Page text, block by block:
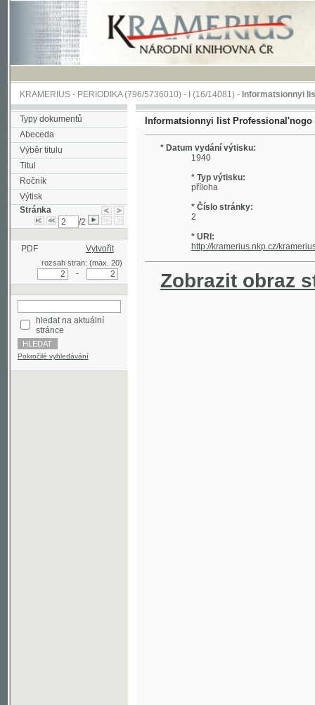
KRAMERIUS-PERIODIKA(796/5736010) -I(16/14081) -Informatsionnyi list
Typy dokumentů
Abeceda
Výběr titulu
Titul
Ročník
Výtisk
Stránka
PDF Vytvořit
rozsah stran: (max. 20)
stránce
Pokročilé vyhledávání
Informatsionnyi list Professional'nogo
* Datum vydání výtisku:
1940
* Typ výtisku:
* Číslo stránky:
* URI:
Zobrazit obraz